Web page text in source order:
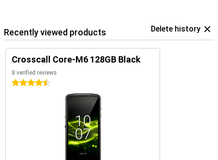
Recently viewed products Delete history
Crosscall Core-M6 128GB Black
8 verified reviews
4.5 stars